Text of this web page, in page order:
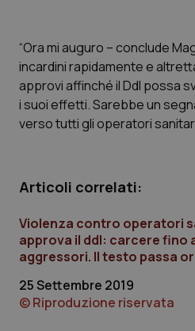
Liguria
Lombardia
Molise
Piemonte
Provincia Autonoma
Provincia Autonoma di
Disturbi dell’umore
Dolore
Epatiti
HIV
Infezioni & Febbre
Ipertensione &
“Ora mi auguro – conclude
incardini rapidamente e
approvi affinché il Ddl possa
i suoi effetti. Sarebbe un
verso tutti gli operatori
Articoli correlati:
Violenza contro operatori
approva il ddl: carcere fino
aggressori. Il testo passa
25 Settembre 2019
© Riproduzione riservata